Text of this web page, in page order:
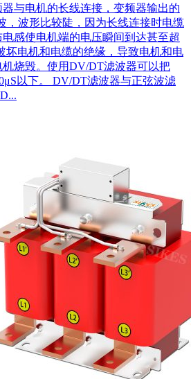
与电机的长线连接，变频器输出的
，波形比较陡，因为长线连接时电缆
感使电机端的电压瞬间到达甚至超
坏电机和电缆的绝缘，导致电机和电
烧毁。使用DV/DT滤波器可以把
以下。 DV/DT滤波器与正弦波滤